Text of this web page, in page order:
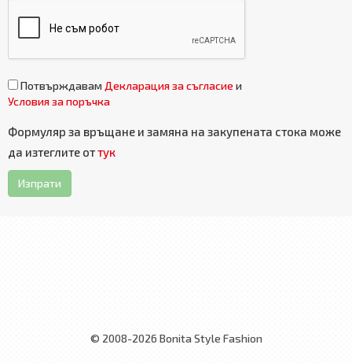
Потвърждавам Декларация за съгласие и
Условия за поръчка
Формуляр за връщане и замяна на закупената стока може
да изтеглите оттук
Изпрати
© 2008-2026 Bonita Style Fashion